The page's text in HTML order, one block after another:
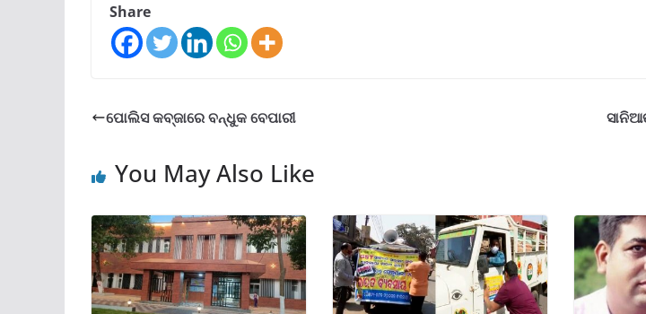
Share
ପୋଲିସ କବ୍ଜାରେ ବନ୍ଧୁକ ବେପାରୀ
You May Also Like